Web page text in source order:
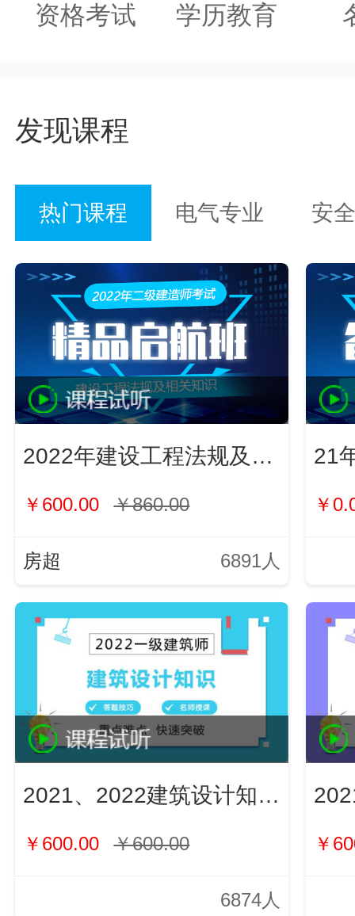
资格考试 学历教育
发现课程
热门课程 电气专业 安
2022年建设工程法规及相关知识
￥600.00 ￥860.00
房超 6891人
21
￥
2021、2022建筑设计知识（新）
￥600.00 ￥600.00
6874人
￥